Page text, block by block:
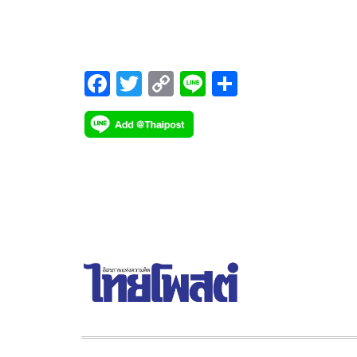
ดนตรีที่รวมคอนเสิร์ตของศิลปินระดับหัวแถวของ
ประเทศมาไว้บนเวทีเดียว โชว์อย่างต่อเนื่อง 2 วัน 2 ร
การแสดง รวมเป็นเวลา 16 ขั่วโมง ในวันเสาร์ที่ 13 แ
วันอาทิตย์ที่ 14 สิงหาคม 2565 ที่อิมแพ็ค อารีน่า
F
ac
e
T
wi
tt
C
o
p
Li